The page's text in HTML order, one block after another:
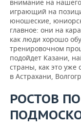
внимание на
играющий на
юношеские,
главное: они на
как люди хорошо
тренировочном
подойдет Казани,
страны, как это
в Астрахани,
РОСТОВ